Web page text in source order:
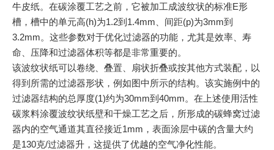
牛皮纸。在碳涂覆工艺之前，它被加工成波纹状的标准E形
槽，槽中的单元高(h)为1.2到1.4mm、间距(p)为3mm到
3.2mm。这些参数对于优化过滤器的功能，尤其是效率、寿
命、压降和过滤器体积等都是非常重要的。
该波纹状纸可以卷绕、叠置、扇状折叠或按其他方式装配，以
得到所需的过滤器形状，例如图中所示的结构。该实施例中的
过滤器结构的总厚度(1)约为30mm到40mm。在上述使用活性
碳浆料涂覆波纹状纸壁和干燥工艺之后，所形成的碳蜂窝过滤
器内的空气通道其直径接近1mm，表面涂层中碳的含量大约
是130克/过滤器升，这提供了优越的空气净化性能。